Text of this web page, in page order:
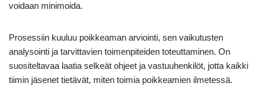
voidaan minimoida.
Prosessiin kuuluu poikkeaman arviointi, sen vaikutusten
analysointi ja tarvittavien toimenpiteiden toteuttaminen. On
suositeltavaa laatia selkeät ohjeet ja vastuuhenkilöt, jotta kaikki
tiimin jäsenet tietävät, miten toimia poikkeamien ilmetessä.